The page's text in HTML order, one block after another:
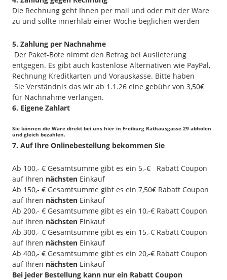
Die Rechnung geht Ihnen per mail und oder mit der Ware
zu und sollte innerhlab einer Woche beglichen werden
5. Zahlung per Nachnahme
Der Paket-Bote nimmt den Betrag bei Auslieferung
entgegen. Es gibt auch kostenlose Alternativen wie PayPal,
Rechnung Kreditkarten und Vorauskasse. Bitte haben
Sie Verständnis das wir ab 1.1.26 eine gebühr von 3,50€
für Nachnahme verlangen.
6. Eigene Zahlart
Sie können die Ware direkt bei uns hier in Freiburg Rathausgasse 29 abholen
und gleich bezahlen.
7. Auf Ihre Onlinebestellung bekommen Sie
Ab 100,- € Gesamtsumme gibt es ein 5,-€ Rabatt Coupon
auf Ihren nächsten Einkauf
Ab 150,- € Gesamtsumme gibt es ein 7,50€ Rabatt Coupon
auf Ihren nächsten Einkauf
Ab 200,- € Gesamtsumme gibt es ein 10,-€ Rabatt Coupon
auf Ihren nächsten Einkauf
Ab 300,- € Gesamtsumme gibt es ein 15,-€ Rabatt Coupon
auf Ihren nächsten Einkauf
Ab 400,- € Gesamtsumme gibt es ein 20,-€ Rabatt Coupon
auf Ihren nächsten Einkauf
Bei jeder Bestellung kann nur ein Rabatt Coupon